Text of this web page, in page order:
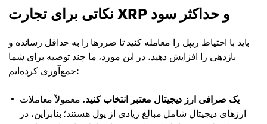
نکاتی برای تجارت XRP و حداکثر سود
باید با احتیاط ریپل را معامله کنید تا ضررها را به حداقل رسانده و
بازدهی را افزایش دهید. در این مورد، ما چند توصیه برای شما
جمع‌آوری کرده‌ایم:
یک صرافی ارز دیجیتال معتبر انتخاب کنید. معمولاً معاملات
ارزهای دیجیتال شامل مبالغ زیادی از پول هستند؛ بنابراین، در